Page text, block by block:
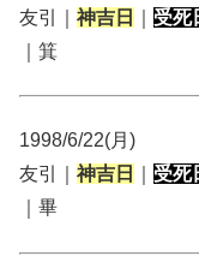
友引｜ 神吉日 受死
｜箕
1998/6/22(月)
友引｜ 神吉日 受死
｜畢